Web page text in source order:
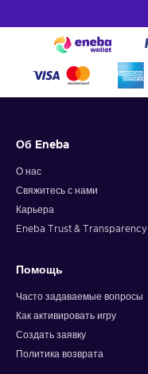
Об Eneba
О нас
Свяжитесь с нами
Карьера
Eneba Trust & Transparency
Помощь
Часто задаваемые вопросы
Как активировать игру
Создать заявку
Политика возврата